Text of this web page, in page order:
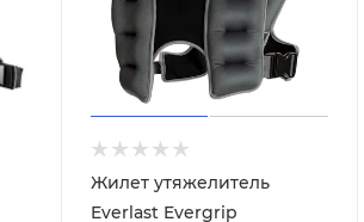
Жилет утяжелитель
Everlast Evergrip